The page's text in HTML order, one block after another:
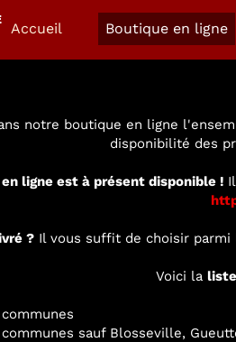
Accueil Boutique en ligne
notre boutique en ligne
disponibilité des
ligne est à présent disponible !
? Il vous suffit de choisir parmi
Voici la
sauf Blosseville,